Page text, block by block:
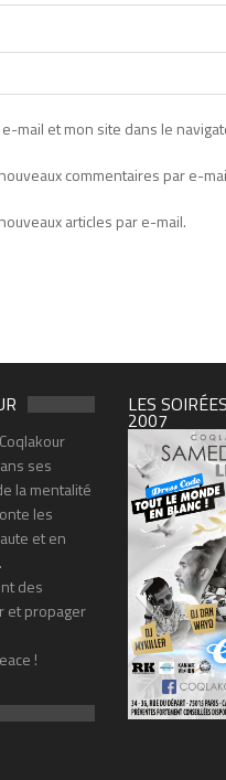
mail et mon site dans le
commentaires par e-
articles par e-mail.
ses
la mentalité
les
et en
des
et propager
!
LES
2007